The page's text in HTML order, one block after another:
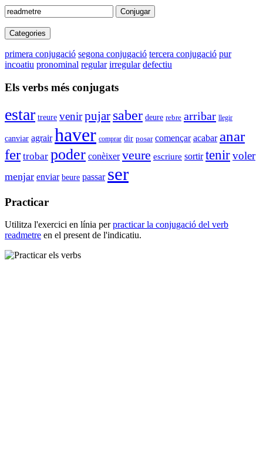
Conjugar
Categories
primera conjugació segona conjugació tercera conjugació pur
incoatiu pronominal regular irregular defectiu
Els verbs més conjugats
estar treure venirpujar saber deure rebre arribar llegir
canviar agrair haver comprar dir posar començar acabar anar
fer trobar poder conèixer veure escriure sortir tenirvoler
menjar enviar beure passar ser
Practicar
Utilitza l'exercici en línia perpracticar la conjugació del verb
readmetre en el present de l'indicatiu.